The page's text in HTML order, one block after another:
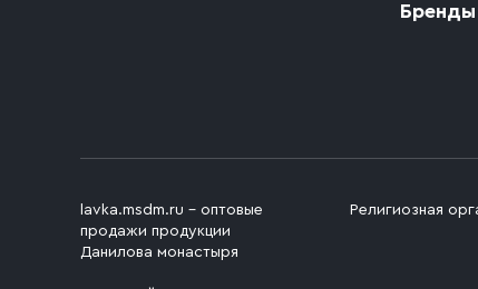
Бренды
lavka.msdm.ru – оптовые
продажи продукции
Данилова монастыря
Религиозная